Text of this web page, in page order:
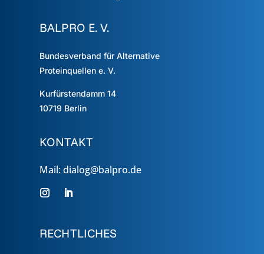
BALPRO E. V.
Bundesverband für Alternative
Proteinquellen e. V.
Kurfürstendamm 14
10719 Berlin
KONTAKT
Mail: dialog@balpro.de
RECHTLICHES